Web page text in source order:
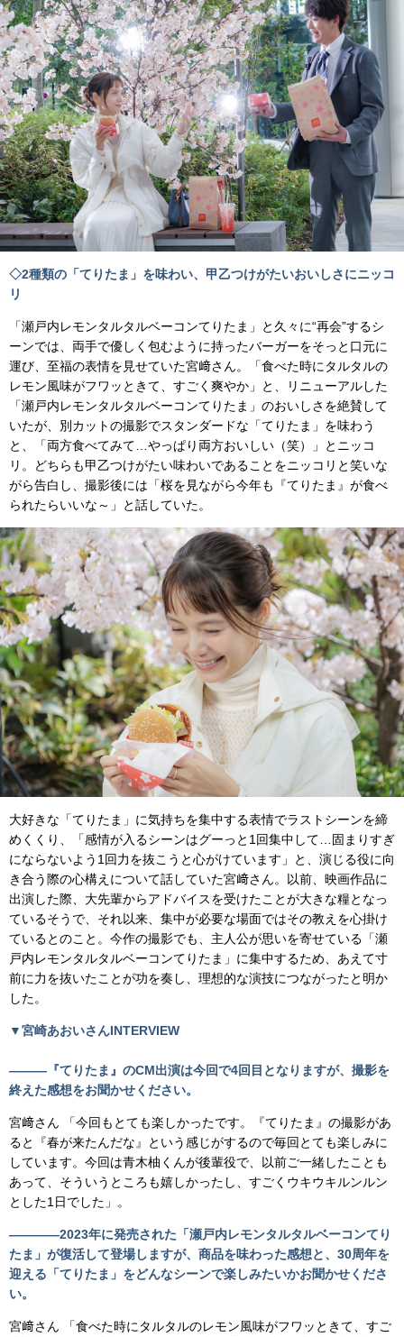
◇2種類の「てりたま」を味わい、甲乙つけがたいおいしさにニッコ
リ
「瀬戸内レモンタルタルベーコンてりたま」と久々に“再会”するシ
ーンでは、両手で優しく包むように持ったバーガーをそっと口元に
運び、至福の表情を見せていた宮﨑さん。「食べた時にタルタルの
レモン風味がフワッときて、すごく爽やか」と、リニューアルした
「瀬戸内レモンタルタルベーコンてりたま」のおいしさを絶賛して
いたが、別カットの撮影でスタンダードな「てりたま」を味わう
と、「両方食べてみて…やっぱり両方おいしい（笑）」とニッコ
リ。どちらも甲乙つけがたい味わいであることをニッコリと笑いな
がら告白し、撮影後には「桜を見ながら今年も『てりたま』が食べ
られたらいいな～」と話していた。
大好きな「てりたま」に気持ちを集中する表情でラストシーンを締
めくくり、「感情が入るシーンはグーっと1回集中して…固まりすぎ
にならないよう1回力を抜こうと心がけています」と、演じる役に向
き合う際の心構えについて話していた宮﨑さん。以前、映画作品に
出演した際、大先輩からアドバイスを受けたことが大きな糧となっ
ているそうで、それ以来、集中が必要な場面ではその教えを心掛け
ているとのこと。今作の撮影でも、主人公が思いを寄せている「瀬
戸内レモンタルタルベーコンてりたま」に集中するため、あえて寸
前に力を抜いたことが功を奏し、理想的な演技につながったと明か
した。
▼宮崎あおいさんINTERVIEW
―――『てりたま』のCM出演は今回で4回目となりますが、撮影を
終えた感想をお聞かせください。
宮﨑さん 「今回もとても楽しかったです。『てりたま』の撮影があ
ると『春が来たんだな』という感じがするので毎回とても楽しみに
しています。今回は青木柚くんが後輩役で、以前ご一緒したことも
あって、そういうところも嬉しかったし、すごくウキウキルンルン
とした1日でした」。
――――2023年に発売された「瀬戸内レモンタルタルベーコンてり
たま」が復活して登場しますが、商品を味わった感想と、30周年を
迎える「てりたま」をどんなシーンで楽しみたいかお聞かせくださ
い。
宮﨑さん 「食べた時にタルタルのレモン風味がフワッときて、すご